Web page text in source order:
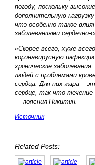
погоду, поскольку
дополнительную
что особенно такое
заболеваниями
«Скорее всего, хуже
коронавирусную
хронические
людей с проблемами
сердца. Для них жара –
сердце, так что течение
— пояснил Никитин.
Источник
Related Posts: